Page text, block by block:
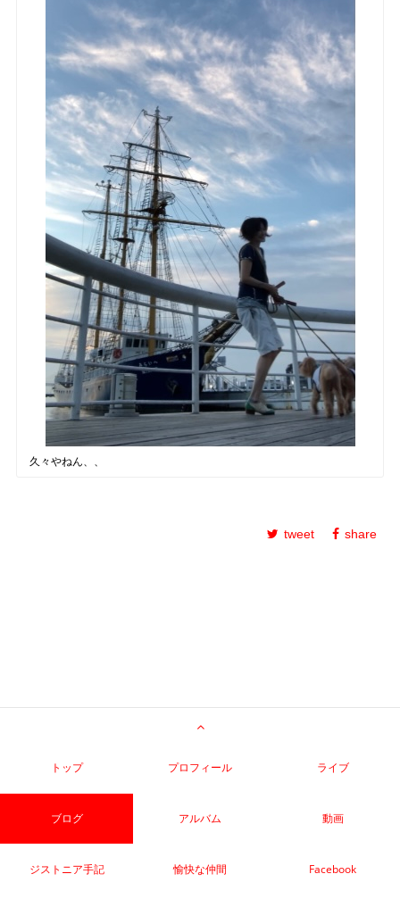
久々やねん、、
tweet share
トップ プロフィール ライブ
ブログ アルバム 動画
ジストニア手記 愉快な仲間 Facebook